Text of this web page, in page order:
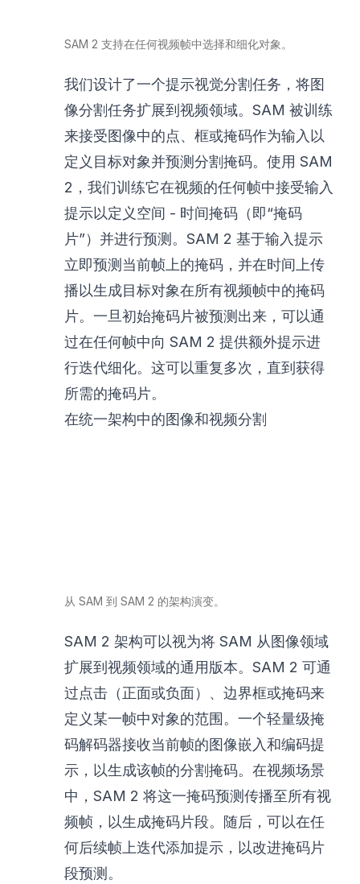
SAM 2 支持在任何视频帧中选择和细化对象。
我们设计了一个提示视觉分割任务，将图
像分割任务扩展到视频领域。SAM 被训练
来接受图像中的点、框或掩码作为输入以
定义目标对象并预测分割掩码。使用 SAM
2，我们训练它在视频的任何帧中接受输入
提示以定义空间 - 时间掩码（即“掩码
片”）并进行预测。SAM 2 基于输入提示
立即预测当前帧上的掩码，并在时间上传
播以生成目标对象在所有视频帧中的掩码
片。一旦初始掩码片被预测出来，可以通
过在任何帧中向 SAM 2 提供额外提示进
行迭代细化。这可以重复多次，直到获得
所需的掩码片。
在统一架构中的图像和视频分割
从 SAM 到 SAM 2 的架构演变。
SAM 2 架构可以视为将 SAM 从图像领域
扩展到视频领域的通用版本。SAM 2 可通
过点击（正面或负面）、边界框或掩码来
定义某一帧中对象的范围。一个轻量级掩
码解码器接收当前帧的图像嵌入和编码提
示，以生成该帧的分割掩码。在视频场景
中，SAM 2 将这一掩码预测传播至所有视
频帧，以生成掩码片段。随后，可以在任
何后续帧上迭代添加提示，以改进掩码片
段预测。